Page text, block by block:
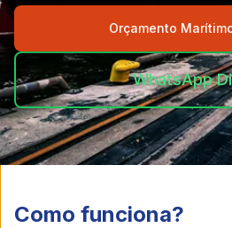
Orçamento
WhatsApp
Como funciona?